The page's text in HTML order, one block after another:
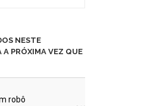
NESTE
A PRÓXIMA VEZ QUE